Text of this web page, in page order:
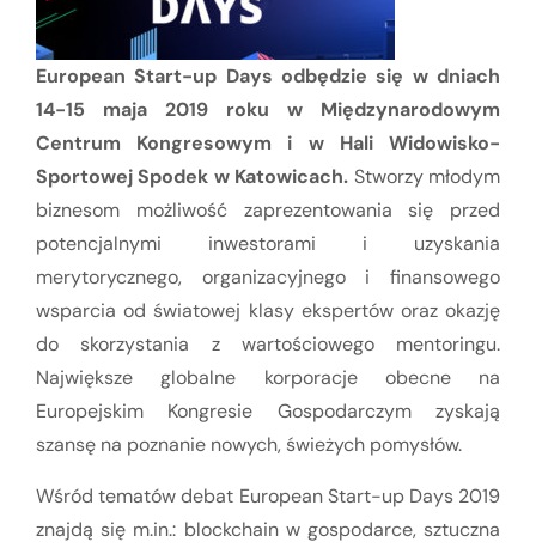
European Start-up Days odbędzie się w dniach
14-15 maja 2019 roku w Międzynarodowym
Centrum Kongresowym i w Hali Widowisko-
Sportowej Spodek w Katowicach. Stworzy młodym
biznesom możliwość zaprezentowania się przed
potencjalnymi inwestorami i uzyskania
merytorycznego, organizacyjnego i finansowego
wsparcia od światowej klasy ekspertów oraz okazję
do skorzystania z wartościowego mentoringu.
Największe globalne korporacje obecne na
Europejskim Kongresie Gospodarczym zyskają
szansę na poznanie nowych, świeżych pomysłów.
Wśród tematów debat European Start-up Days 2019
znajdą się m.in.: blockchain w gospodarce, sztuczna